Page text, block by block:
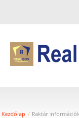
Kezdőlap Raktár